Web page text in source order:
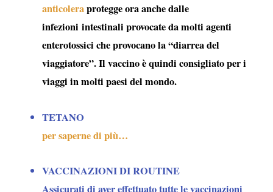
anticoleraprotegge ora anche dalle
infezioni intestinali provocate da molti agenti
enterotossici che provocano la “diarrea del
viaggiatore”. Il vaccino è quindi consigliato per i
viaggi in molti paesi del mondo.
TETANO
per saperne di più…
VACCINAZIONI DI ROUTINE